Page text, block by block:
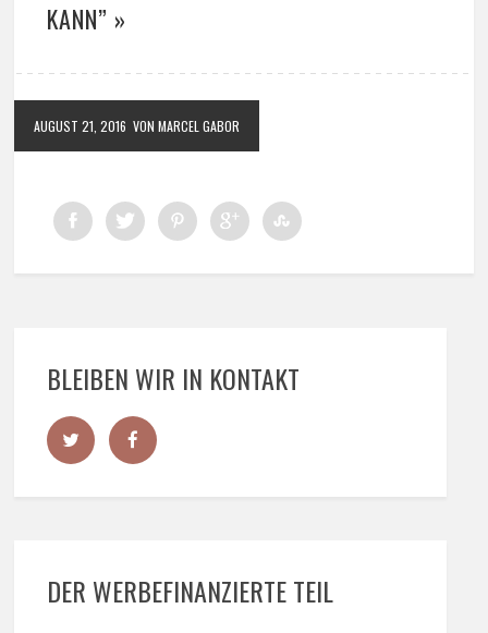
KANN” »
AUGUST 21, 2016 VON MARCEL GABOR
BLEIBEN WIR IN KONTAKT
DER WERBEFINANZIERTE TEIL